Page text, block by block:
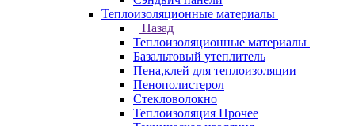
Теплоизоляционные материалы
Назад
Теплоизоляционные материалы
Базальтовый утеплитель
Пена,клей для теплоизоляции
Пенополистерол
Стекловолокно
Теплоизоляция Прочее